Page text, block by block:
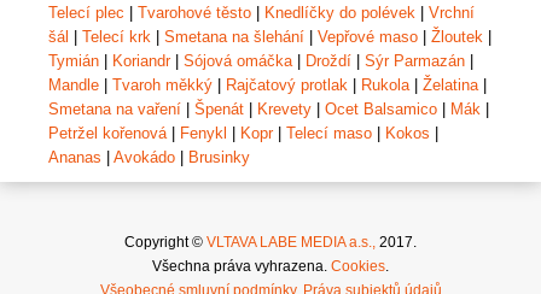
Telecí plec
Tvarohové těsto Knedlíčky do polévek
Vrchní
šál
Telecí krk Smetana na šlehání Vepřové maso Žloutek
Tymián
Koriandr| Sójová omáčka| Droždí Sýr Parmazán
Mandle
Tvaroh měkký Rajčatový protlak Rukola| Želatina|
Smetana na vaření
Špenát Krevety Ocet Balsamico Mák
Petržel kořenová| Fenykl Kopr| Telecí maso Kokos
Ananas
Avokádo Brusinky
Copyright © VLTAVA LABE MEDIA a.s., 2017.
Všechna práva vyhrazena. Cookies.